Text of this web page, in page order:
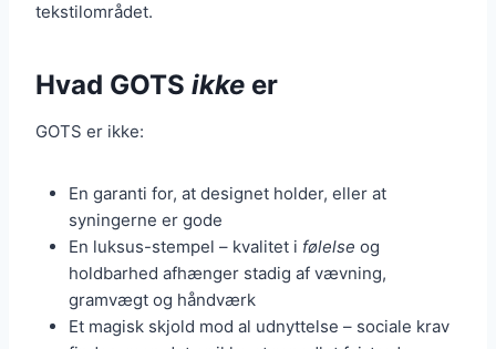
tekstilområdet.
Hvad GOTS ikke er
GOTS er ikke:
En garanti for, at designet holder, eller at
syningerne er gode
En luksus-stempel – kvalitet i følelse og
holdbarhed afhænger stadig af vævning,
gramvægt og håndværk
Et magisk skjold mod al udnyttelse – sociale krav